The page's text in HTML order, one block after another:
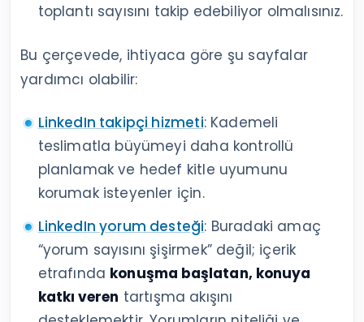
toplantı sayısını takip edebiliyor olmalısınız.
Bu çerçevede, ihtiyaca göre şu sayfalar
yardımcı olabilir:
LinkedIn takipçi hizmeti: Kademeli
teslimatla büyümeyi daha kontrollü
planlamak ve hedef kitle uyumunu
korumak isteyenler için.
LinkedIn yorum desteği: Buradaki amaç
“yorum sayısını şişirmek” değil; içerik
etrafında konuşma başlatan, konuya
katkı veren tartışma akışını